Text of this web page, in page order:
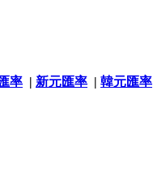
率 | 新元匯率 | 韓元匯率